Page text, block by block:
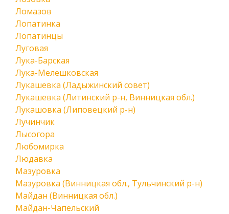
Ломазов
Лопатинка
Лопатинцы
Луговая
Лука-Барская
Лука-Мелешковская
Лукашевка (Ладыжинский совет)
Лукашевка (Литинский р-н, Винницкая обл.)
Лукашовка (Липовецкий р-н)
Лучинчик
Лысогора
Любомирка
Людавка
Мазуровка
Мазуровка (Винницкая обл., Тульчинский р-н)
Майдан (Винницкая обл.)
Майдан-Чапельский